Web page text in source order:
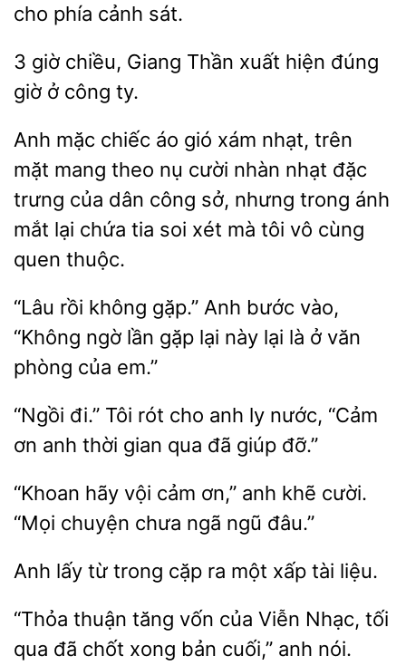
cho phía cảnh sát.
3 giờ
Giang Thần xuất hiện
giờ ở
ty.
mặc chiếc
gió xám nhạt, trên
mặt mang theo nụ cười nhàn nhạt đặc
trưng của dân công sở, nhưng trong ánh
lại chứa tia soi xét mà tôi vô cùng
quen thuộc.
“Lâu rồi không gặp.” Anh bước vào,
ngờ lần gặp lại này
là
văn
phòng của em.”
“Ngồi đi.” Tôi rót cho anh
nước, “Cảm
ơn anh thời gian
giúp đỡ.”
“Khoan hãy vội
anh khẽ cười.
“Mọi
chưa ngã ngũ đâu.”
Anh lấy từ trong cặp ra liệu.
“Thỏa thuận tăng vốn của Viễn Nhạc, tối
qua đã chốt xong bản cuối,” anh nói.